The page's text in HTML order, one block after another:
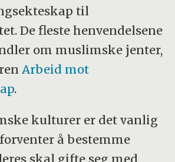
til
De fleste henvendelsene
om muslimske jenter,
Arbeid mot
.
kulturer er det vanlig
å bestemme
skal gifte seg med,